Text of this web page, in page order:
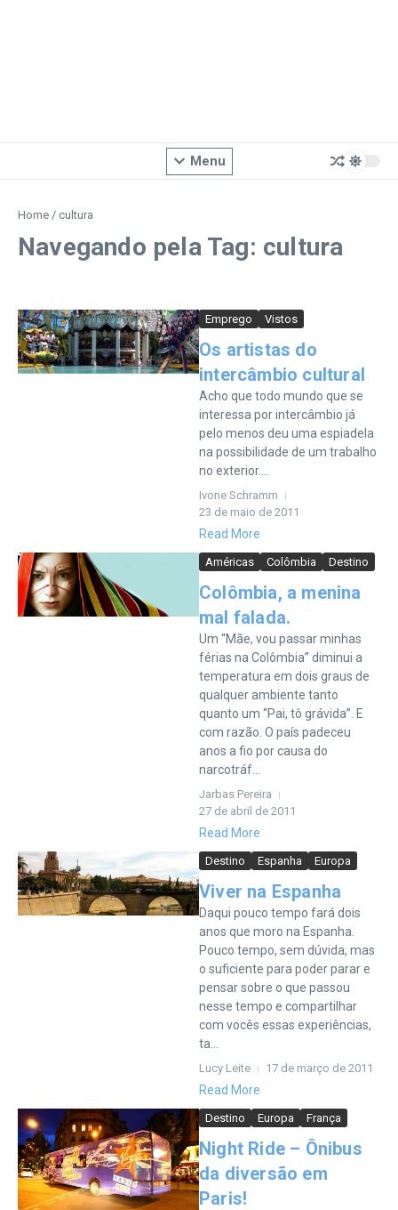
Menu
Home / cultura
Navegando pela Tag: cultura
Emprego Vistos
Os artistas do
intercâmbio cultural
Acho que todo mundo que se
interessa por intercâmbio já
pelo menos deu uma espiadela
na possibilidade de um trabalho
no exterior....
Ivone Schramm
23 de maio de 2011
Read More
Américas Colômbia Destino
Colômbia, a menina
mal falada.
Um “Mãe, vou passar minhas
férias na Colômbia” diminui a
temperatura em dois graus de
qualquer ambiente tanto
quanto um “Pai, tô grávida”. E
com razão. O país padeceu
anos a fio por causa do
narcotráf...
Jarbas Pereira
27 de abril de 2011
Read More
Destino Espanha Europa
Viver na Espanha
Daqui pouco tempo fará dois
anos que moro na Espanha.
Pouco tempo, sem dúvida, mas
o suficiente para poder parar e
pensar sobre o que passou
nesse tempo e compartilhar
com vocês essas experiências,
ta...
Lucy Leite 17 de março de 2011
Read More
Destino Europa França
Night Ride – Ônibus
da diversão em
Paris!